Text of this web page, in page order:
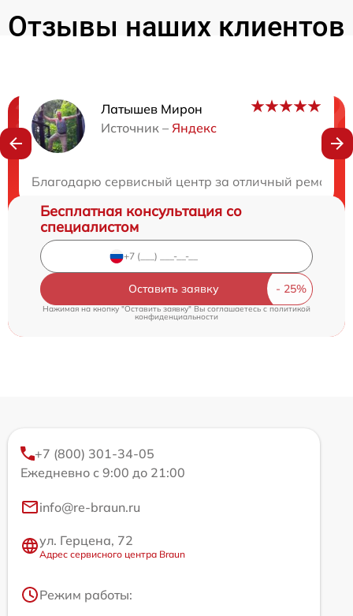
Отзывы наших клиентов
Латышев Мирон
Источник – Яндекс
Благодарю сервисный центр за отличный
Нужна консультация?
Бесплатная консультация со
специалистом
Оставить заявку
Нажимая на кнопку "Оставить заявку" Вы соглашаетесь cполитикой
конфиденциальности
+7 (800) 301-34-05
Ежедневно с 9:00 до 21:00
info@re-braun.ru
ул. Герцена, 72
Адрес сервисного центра Braun
Режим работы: